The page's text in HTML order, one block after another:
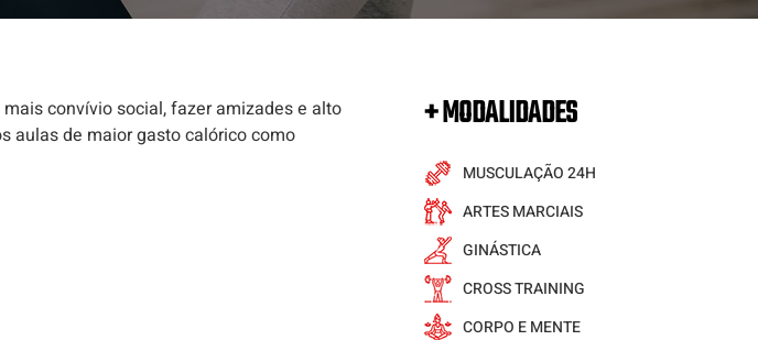
convívio social, fazer amizades e alto
aulas de maior gasto calórico como
+ MODALIDADES
MUSCULAÇÃO 24H
ARTES MARCIAIS
GINÁSTICA
CROSS TRAINING
CORPO E MENTE